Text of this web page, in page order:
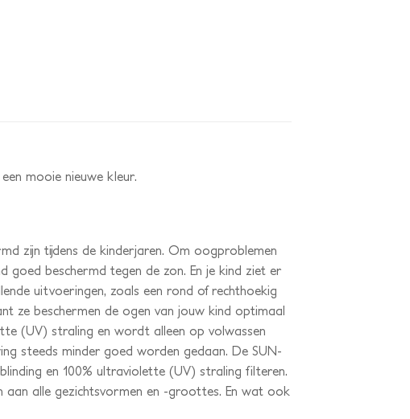
mooie nieuwe kleur.
zijn tijdens de kinderjaren. Om oogproblemen
goed beschermd tegen de zon. En je kind ziet er
uitvoeringen, zoals een rond of rechthoekig
ze beschermen de ogen van jouw kind optimaal
(UV) straling en wordt alleen op volwassen
steeds minder goed worden gedaan. De SUN-
en 100% ultraviolette (UV) straling filteren.
aan alle gezichtsvormen en -groottes. En wat ook